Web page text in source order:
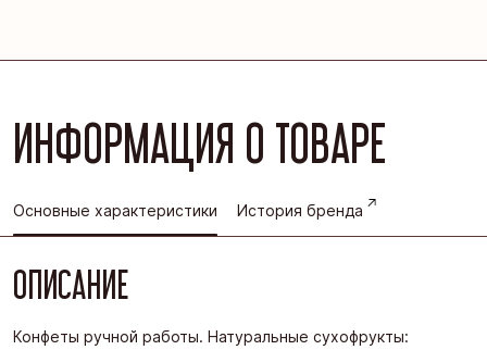
ИНФОРМАЦИЯ О ТОВАРЕ
Основные характеристики История бренда
ОПИСАНИЕ
Конфеты ручной работы. Натуральные сухофрукты: